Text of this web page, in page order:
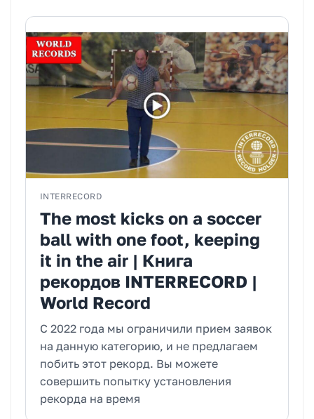
INTERRECORD
The most kicks on a soccer
ball with one foot, keeping
it in the air | Книга
рекордов INTERRECORD |
World Record
С 2022 года мы ограничили прием заявок
на данную категорию, и не предлагаем
побить этот рекорд. Вы можете
совершить попытку установления
рекорда на время